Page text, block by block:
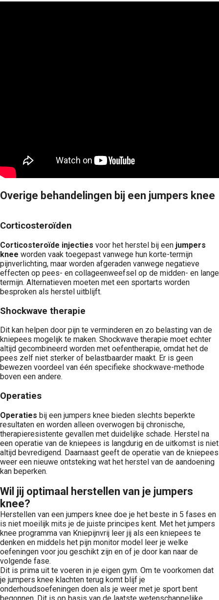
Overige behandelingen bij een jumpers knee
Corticosteroïden
Corticosteroïde injecties voor het herstel bij een jumpers
knee worden vaak toegepast vanwege hun korte-termijn
pijnverlichting, maar worden afgeraden vanwege negatieve
effecten op pees- en collageenweefsel op de midden- en lange
termijn. Alternatieven moeten met een sportarts worden
besproken als herstel uitblijft.
Shockwave therapie
Dit kan helpen door pijn te verminderen en zo belasting van de
kniepees mogelijk te maken. Shockwave therapie moet echter
altijd gecombineerd worden met oefentherapie, omdat het de
pees zelf niet sterker of belastbaarder maakt. Er is geen
bewezen voordeel van één specifieke shockwave-methode
boven een andere.
Operaties
Operaties bij een jumpers knee bieden slechts beperkte
resultaten en worden alleen overwogen bij chronische,
therapieresistente gevallen met duidelijke schade. Herstel na
een operatie van de kniepees is langdurig en de uitkomst is niet
altijd bevredigend. Daarnaast geeft de operatie van de kniepees
weer een nieuwe ontsteking wat het herstel van de aandoening
kan beperken.
Wil jij optimaal herstellen van je jumpers
knee?
Herstellen van een jumpers knee doe je het beste in 5 fases en
is niet moeilijk mits je de juiste principes kent. Met het jumpers
knee programma van Kniepijnvrij leer jij als een kniepees te
denken en middels het pijn monitor model leer je welke
oefeningen voor jou geschikt zijn en of je door kan naar de
volgende fase.
Dit is prima uit te voeren in je eigen gym. Om te voorkomen dat
je jumpers knee klachten terug komt blijf je
onderhoudsoefeningen doen als je weer met je sport bent